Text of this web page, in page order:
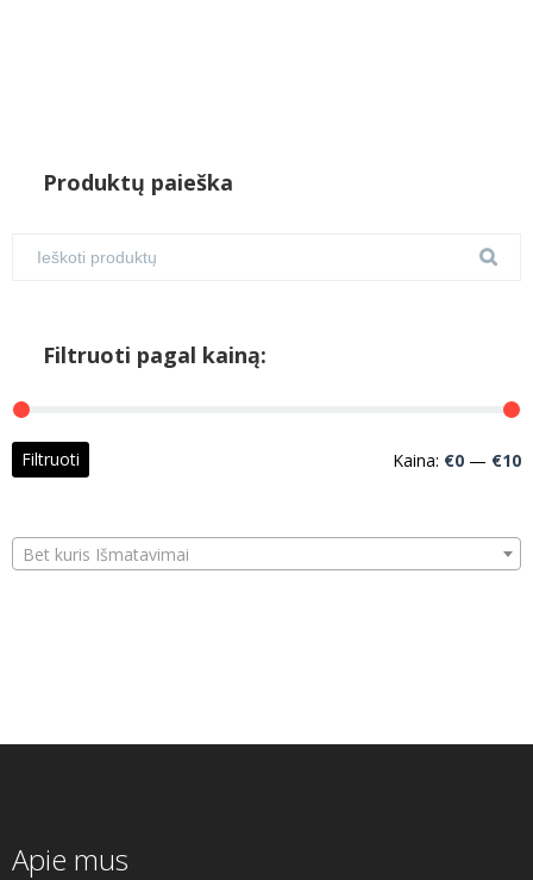
Produktų paieška
Filtruoti pagal kainą:
Filtruoti Kaina: €0 — €10
Bet kuris Išmatavimai
Apie mus